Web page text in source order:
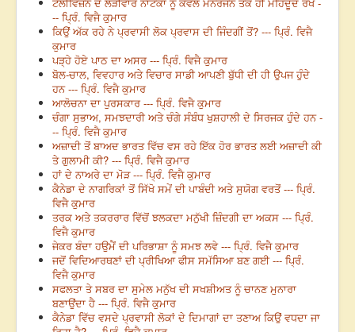
-- ਪ੍ਰਿੰ. ਵਿਜੈ ਕੁਮਾਰ
ਕਿਉਂ ਅੱਕ ਰਹੇ ਨੇ ਪ੍ਰਵਾਸੀ ਲੋਕ ਪ੍ਰਵਾਸ ਦੀ ਜਿੰਦਗੀਂ ਤੋਂ? --- ਪ੍ਰਿੰ. ਵਿਜੈ
ਕੁਮਾਰ
ਪੜ੍ਹੇ ਹੋਏ ਪਾਠ ਦਾ ਅਸਰ --- ਪ੍ਰਿੰ. ਵਿਜੈ ਕੁਮਾਰ
ਬੋਲ-ਚਾਲ, ਵਿਵਹਾਰ ਅਤੇ ਵਿਚਾਰ ਸਾਡੀ ਆਪਣੀ ਬੁੱਧੀ ਦੀ ਹੀ ਉਪਜ ਹੁੰਦੇ
ਹਨ --- ਪ੍ਰਿੰ. ਵਿਜੈ ਕੁਮਾਰ
ਆਲੋਚਨਾ ਦਾ ਪੁਰਸਕਾਰ --- ਪ੍ਰਿੰ. ਵਿਜੈ ਕੁਮਾਰ
ਚੰਗਾ ਸੁਭਾਅ, ਸਮਝਦਾਰੀ ਅਤੇ ਚੰਗੇ ਸੰਬੰਧ ਖੁਸ਼ਹਾਲੀ ਦੇ ਸਿਰਜਕ ਹੁੰਦੇ ਹਨ -
-- ਪ੍ਰਿੰ. ਵਿਜੈ ਕੁਮਾਰ
ਅਜ਼ਾਦੀ ਤੋਂ ਬਾਅਦ ਭਾਰਤ ਵਿੱਚ ਵਸ ਰਹੇ ਇੱਕ ਹੋਰ ਭਾਰਤ ਲਈ ਅਜ਼ਾਦੀ ਕੀ
ਤੇ ਗੁਲਾਮੀ ਕੀ? --- ਪ੍ਰਿੰ. ਵਿਜੈ ਕੁਮਾਰ
ਹਾਂ ਦੇ ਨਾਅਰੇ ਦਾ ਮੋੜ --- ਪ੍ਰਿੰ. ਵਿਜੈ ਕੁਮਾਰ
ਕੈਨੇਡਾ ਦੇ ਨਾਗਰਿਕਾਂ ਤੋਂ ਸਿੱਖੋ ਸਮੇਂ ਦੀ ਪਾਬੰਦੀ ਅਤੇ ਸੁਯੋਗ ਵਰਤੋਂ --- ਪ੍ਰਿੰ.
ਵਿਜੈ ਕੁਮਾਰ
ਤਰਕ ਅਤੇ ਤਕਰਰਾਰ ਵਿੱਚੋਂ ਝਲਕਦਾ ਮਨੁੱਖੀ ਜ਼ਿੰਦਗੀ ਦਾ ਅਕਸ --- ਪ੍ਰਿੰ.
ਵਿਜੈ ਕੁਮਾਰ
ਜੇਕਰ ਬੰਦਾ ਹਉਮੈਂ ਦੀ ਪਰਿਭਾਸ਼ਾ ਨੂੰ ਸਮਝ ਲਵੇ --- ਪ੍ਰਿੰ. ਵਿਜੈ ਕੁਮਾਰ
ਜਦੋਂ ਵਿਦਿਆਰਥਣਾਂ ਦੀ ਪ੍ਰੀਖਿਆ ਫੀਸ ਸਮੱਸਿਆ ਬਣ ਗਈ --- ਪ੍ਰਿੰ.
ਵਿਜੈ ਕੁਮਾਰ
ਸਫਲਤਾ ਤੇ ਸਬਰ ਦਾ ਸੁਮੇਲ ਮਨੁੱਖ ਦੀ ਸਖਸ਼ੀਅਤ ਨੂੰ ਚਾਨਣ ਮੁਨਾਰਾ
ਬਣਾਉਂਦਾ ਹੈ --- ਪ੍ਰਿੰ. ਵਿਜੈ ਕੁਮਾਰ
ਕੈਨੇਡਾ ਵਿੱਚ ਵਸਦੇ ਪ੍ਰਵਾਸੀ ਲੋਕਾਂ ਦੇ ਦਿਮਾਗਾਂ ਦਾ ਤਣਾਅ ਕਿਉਂ ਵਧਦਾ ਜਾ